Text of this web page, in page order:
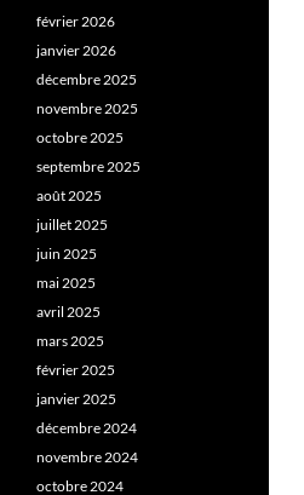
février 2026
janvier 2026
décembre 2025
novembre 2025
octobre 2025
septembre 2025
août 2025
juillet 2025
juin 2025
mai 2025
avril 2025
mars 2025
février 2025
janvier 2025
décembre 2024
novembre 2024
octobre 2024